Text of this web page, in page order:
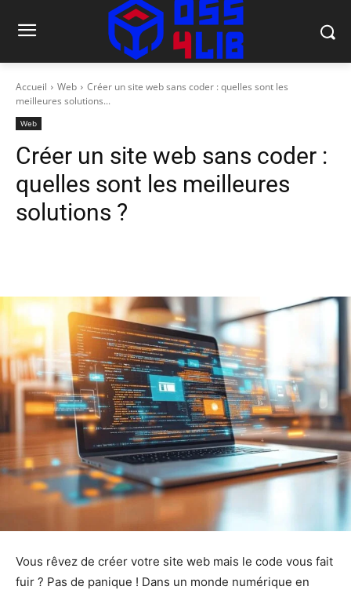
Accueil Web
Créer un site web sans coder : quelles sont les
meilleures solutions...
Web
Créer un site web sans coder :
quelles sont les meilleures
solutions ?
Vous rêvez de créer votre site web mais le code vous fait
fuir ? Pas de panique ! Dans un monde numérique en